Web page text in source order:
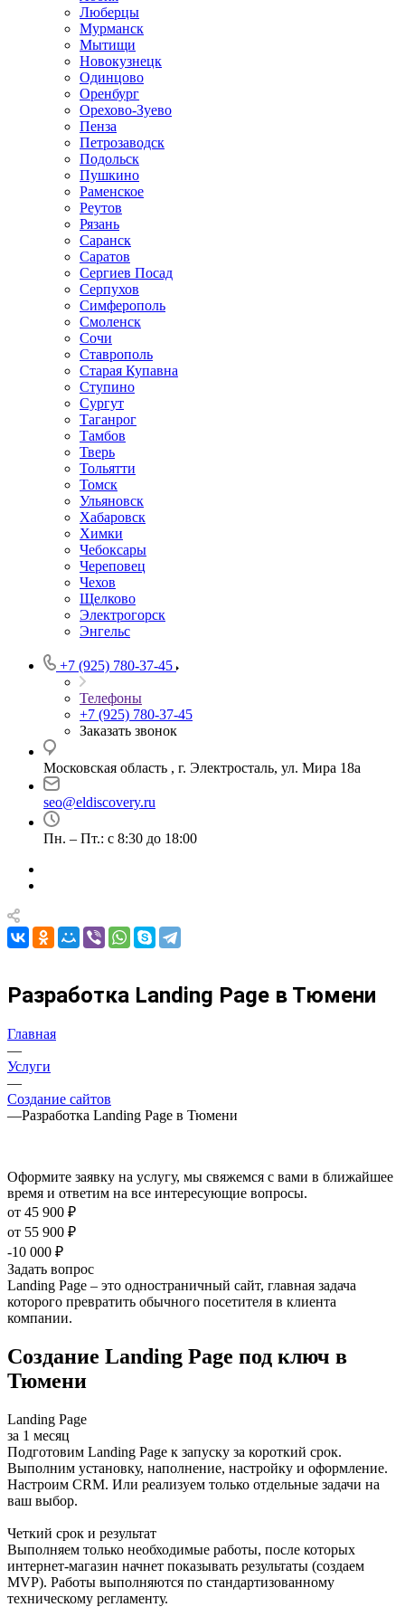
Люберцы
Мурманск
Мытищи
Новокузнецк
Одинцово
Оренбург
Орехово-Зуево
Пенза
Петрозаводск
Подольск
Пушкино
Раменское
Реутов
Рязань
Саранск
Саратов
Сергиев Посад
Серпухов
Симферополь
Смоленск
Сочи
Ставрополь
Старая Купавна
Ступино
Сургут
Таганрог
Тамбов
Тверь
Тольятти
Томск
Ульяновск
Хабаровск
Химки
Чебоксары
Череповец
Чехов
Щелково
Электрогорск
Энгельс
+7 (925) 780-37-45
Телефоны
+7 (925) 780-37-45
Заказать звонок
Московская область , г. Электросталь, ул. Мира 18а
seo@eldiscovery.ru
Пн. – Пт.: с 8:30 до 18:00
Разработка Landing Page в Тюмени
Главная
—
Услуги
—
Создание сайтов
—Разработка Landing Page в Тюмени
Оформите заявку на услугу, мы свяжемся с вами в ближайшее
время и ответим на все интересующие вопросы.
от 45 900 ₽
от 55 900 ₽
-10 000 ₽
Задать вопрос
Landing Page – это одностраничный сайт, главная задача
которого превратить обычного посетителя в клиента
компании.
Создание Landing Page под ключ в
Тюмени
Landing Page
за 1 месяц
Подготовим Landing Page к запуску за короткий срок.
Выполним установку, наполнение, настройку и оформление.
Настроим CRM. Или реализуем только отдельные задачи на
ваш выбор.
Четкий срок и результат
Выполняем только необходимые работы, после которых
интернет-магазин начнет показывать результаты (создаем
MVP). Работы выполняются по стандартизованному
техническому регламенту.